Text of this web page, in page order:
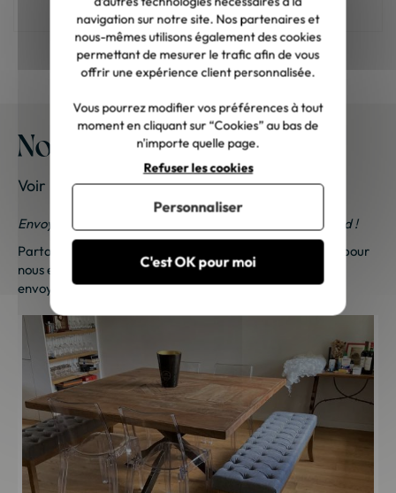
Nos meubles chez vous
Voir les photos de nos clients
Envoyez-nous vos photos ; une petite surprise vous attend !
Partagez vos photos et recevez une surprise !
pour
nous envoyer vos photos. Une petite attention vous sera
envoyée sous 48h à 72h ouvrées. Merci de votre fidélité !
navigation sur notre site. Nos partenaires et
nous-mêmes utilisons également des cookies
permettant de mesurer le trafic afin de vous
offrir une expérience client personnalisée.
Vous pourrez modifier vos préférences à tout
moment en cliquant sur “Cookies” au bas de
n'importe quelle page.
C'est OK pour moi
Refuser les cookies
Personnaliser